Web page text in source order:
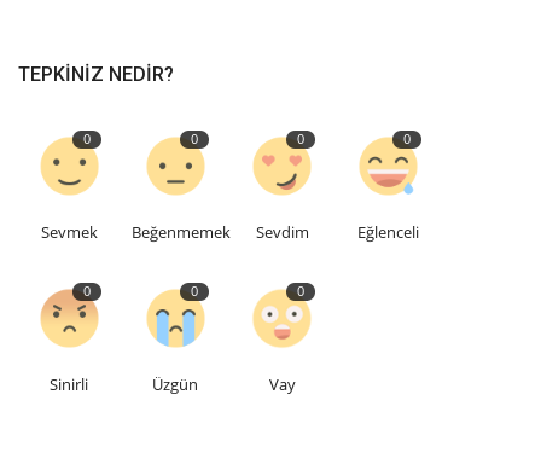
Dilim
TEPKINIZ NEDIR?
0
Sevmek
0
Beğenmemek
0
Sevdim
0
Eğlenceli
0
Sinirli
0
Üzgün
0
Vay